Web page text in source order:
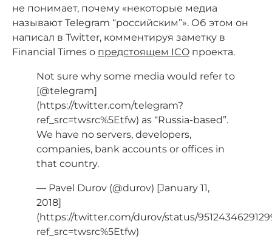
не понимает, почему «некоторые медиа
называют Telegram “российским”». Об этом он
написал в Twitter, комментируя заметку в
Financial Times о предстоящем ICO проекта.
Not sure why some media would refer to
[@telegram]
(https://twitter.com/telegram?
ref_src=twsrc%5Etfw) as “Russia-based”.
We have no servers, developers,
companies, bank accounts or offices in
that country.
— Pavel Durov (@durov) [January 11,
2018]
(https://twitter.com/durov/status/
ref_src=twsrc%5Etfw)